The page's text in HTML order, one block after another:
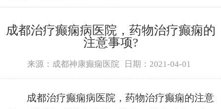
成都治疗癫痫病医院，药物治疗癫痫的
注意事项?
来源：成都神康癫痫医院 日期：2021-04-01
成都治疗癫痫病医院，药物治疗癫痫的注意